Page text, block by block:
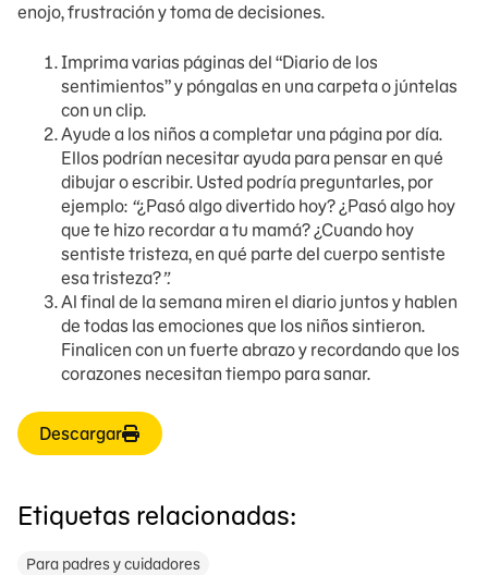
enojo, frustración y toma de decisiones.
Imprima varias páginas del “Diario de los
sentimientos” y póngalas en una carpeta o júntelas
con un clip.
Ayude a los niños a completar una página por día.
Ellos podrían necesitar ayuda para pensar en qué
dibujar o escribir. Usted podría preguntarles, por
ejemplo: “¿Pasó algo divertido hoy? ¿Pasó algo hoy
que te hizo recordar a tu mamá?¿Cuando hoy
sentiste tristeza, en qué parte del cuerpo sentiste
esa tristeza?”.
Al final de la semana miren el diario juntos y hablen
de todas las emociones que los niños sintieron.
Finalicen con un fuerte abrazo y recordando que los
corazones necesitan tiempo para sanar.
Descargar
Etiquetas relacionadas:
Para padres y cuidadores